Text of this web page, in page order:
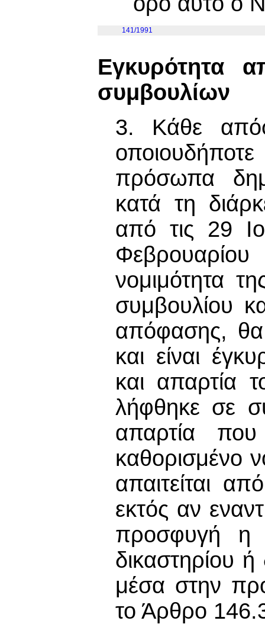
141/1991
Εγκυρότητα
συμβουλίων
3. Κάθε
πρόσωπα
κατά τη
από τις 29
νομιμότητα
συμβουλίου
απόφασης, θα
και είναι
και απαρτία
λήφθηκε σε
απαρτία που
καθορισμένο
απαιτείται
εκτός αν
προσφυγή η
δικαστηρίου
μέσα στην
το Άρθρο